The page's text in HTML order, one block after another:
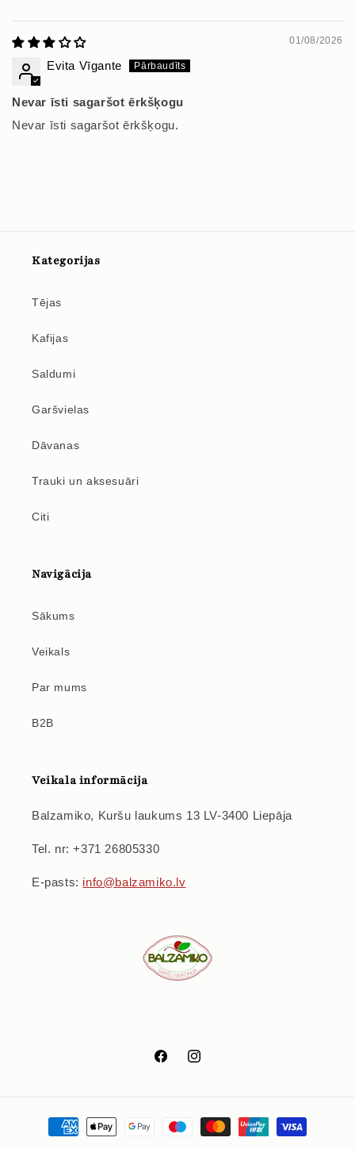
01/08/2026
Evita Vīgante
Nevar īsti sagaršot ērkšķogu
Nevar īsti sagaršot ērkšķogu.
Kategorijas
Tējas
Kafijas
Saldumi
Garšvielas
Dāvanas
Trauki un aksesuāri
Citi
Navigācija
Sākums
Veikals
Par mums
B2B
Veikala informācija
Balzamiko, Kuršu laukums 13 LV-3400 Liepāja
Tel. nr: +371 26805330
E-pasts: info@balzamiko.lv
FacebookInstagram
Maksājumu
metodes